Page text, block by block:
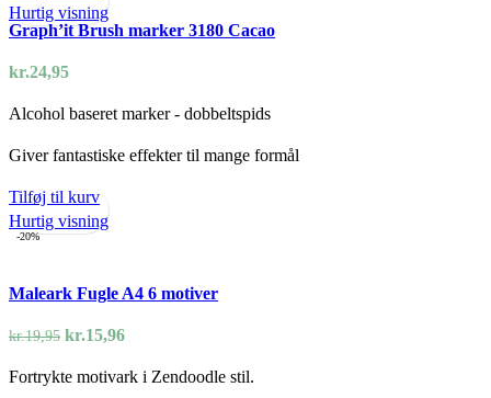
Hurtig visning
Graph’it Brush marker 3180 Cacao
kr.24,95
Alcohol baseret marker - dobbeltspids
Giver fantastiske effekter til mange formål
Tilføj til kurv
Hurtig visning
-20%
Maleark Fugle A4 6 motiver
kr.19,95 Den
pris
kr.15,96Den
pris
Fortrykte motivark i Zendoodle stil.